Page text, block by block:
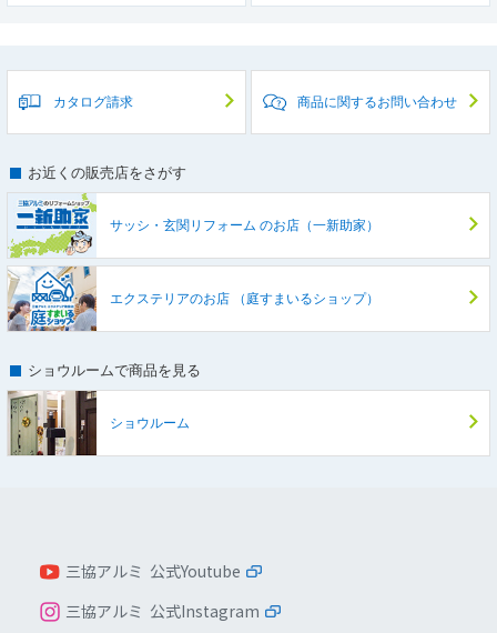
カタログ請求 商品に関するお問い合わせ
お近くの販売店をさがす
サッシ・玄関リフォーム のお店（一新助家）
エクステリアのお店（庭すまいるショップ）
ショウルームで商品を見る
ショウルーム
三協アルミ 公式Youtube
三協アルミ 公式Instagram